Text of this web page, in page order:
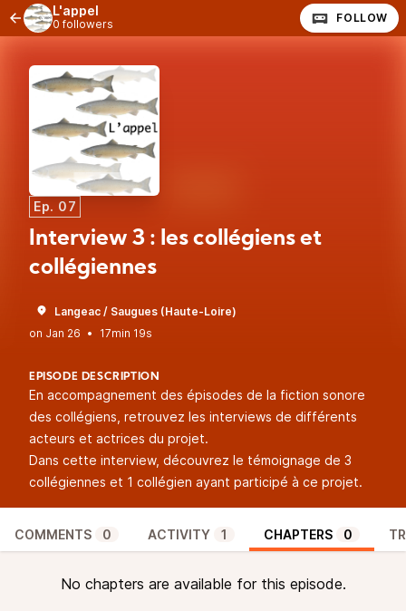
L'appel
0 followers FOLLOW
Ep. 07
Interview 3 : les collégiens et
collégiennes
Langeac / Saugues (Haute-Loire)
•
17min 19s
EPISODE DESCRIPTION
En accompagnement des épisodes de la fiction sonore
des collégiens, retrouvez les interviews de différents
acteurs et actrices du projet.
Dans cette interview, découvrez le témoignage de 3
collégiennes et 1 collégien ayant participé à ce projet.
COMMENTS 0 ACTIVITY 1 CHAPTERS 0
No chapters are available for this episode.